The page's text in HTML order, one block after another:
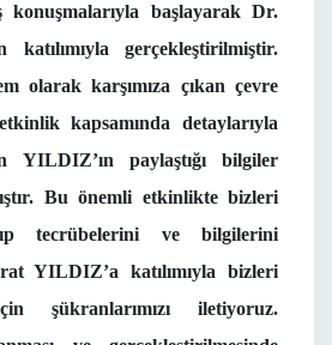
konuşmalarıyla başlayarak Dr.
gerçekleştirilmiştir.
olarak karşımıza çıkan çevre
kapsamında detaylarıyla
YILDIZ’ın paylaştığı bilgiler
Bu önemli etkinlikte bizleri
tecrübelerini ve bilgilerini
YILDIZ’a katılımıyla bizleri
şükranlarımızı iletiyoruz.